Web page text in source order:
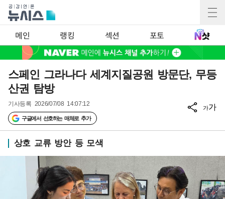
메인 랭킹 섹션 포토
스페인 그라나다 세계지질공원 방문단, 무등
산권 탐방
기사등록 2026/07/08 14:07:12
구글에서 선호하는 매체로 추가
가가
상호 교류 방안 등 모색